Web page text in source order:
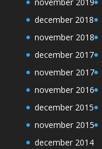
december 2018
november 2018
december 2017
november 2017
november 2016
december 2015
november 2015
december 2014